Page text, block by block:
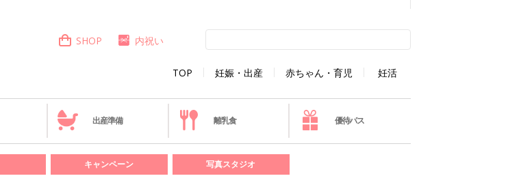
TOP 妊娠・出産 赤ちゃん・育児 妊活
SHOP 内祝い
出産準備 離乳食 優待パス
キャンペーン 写真スタジオ